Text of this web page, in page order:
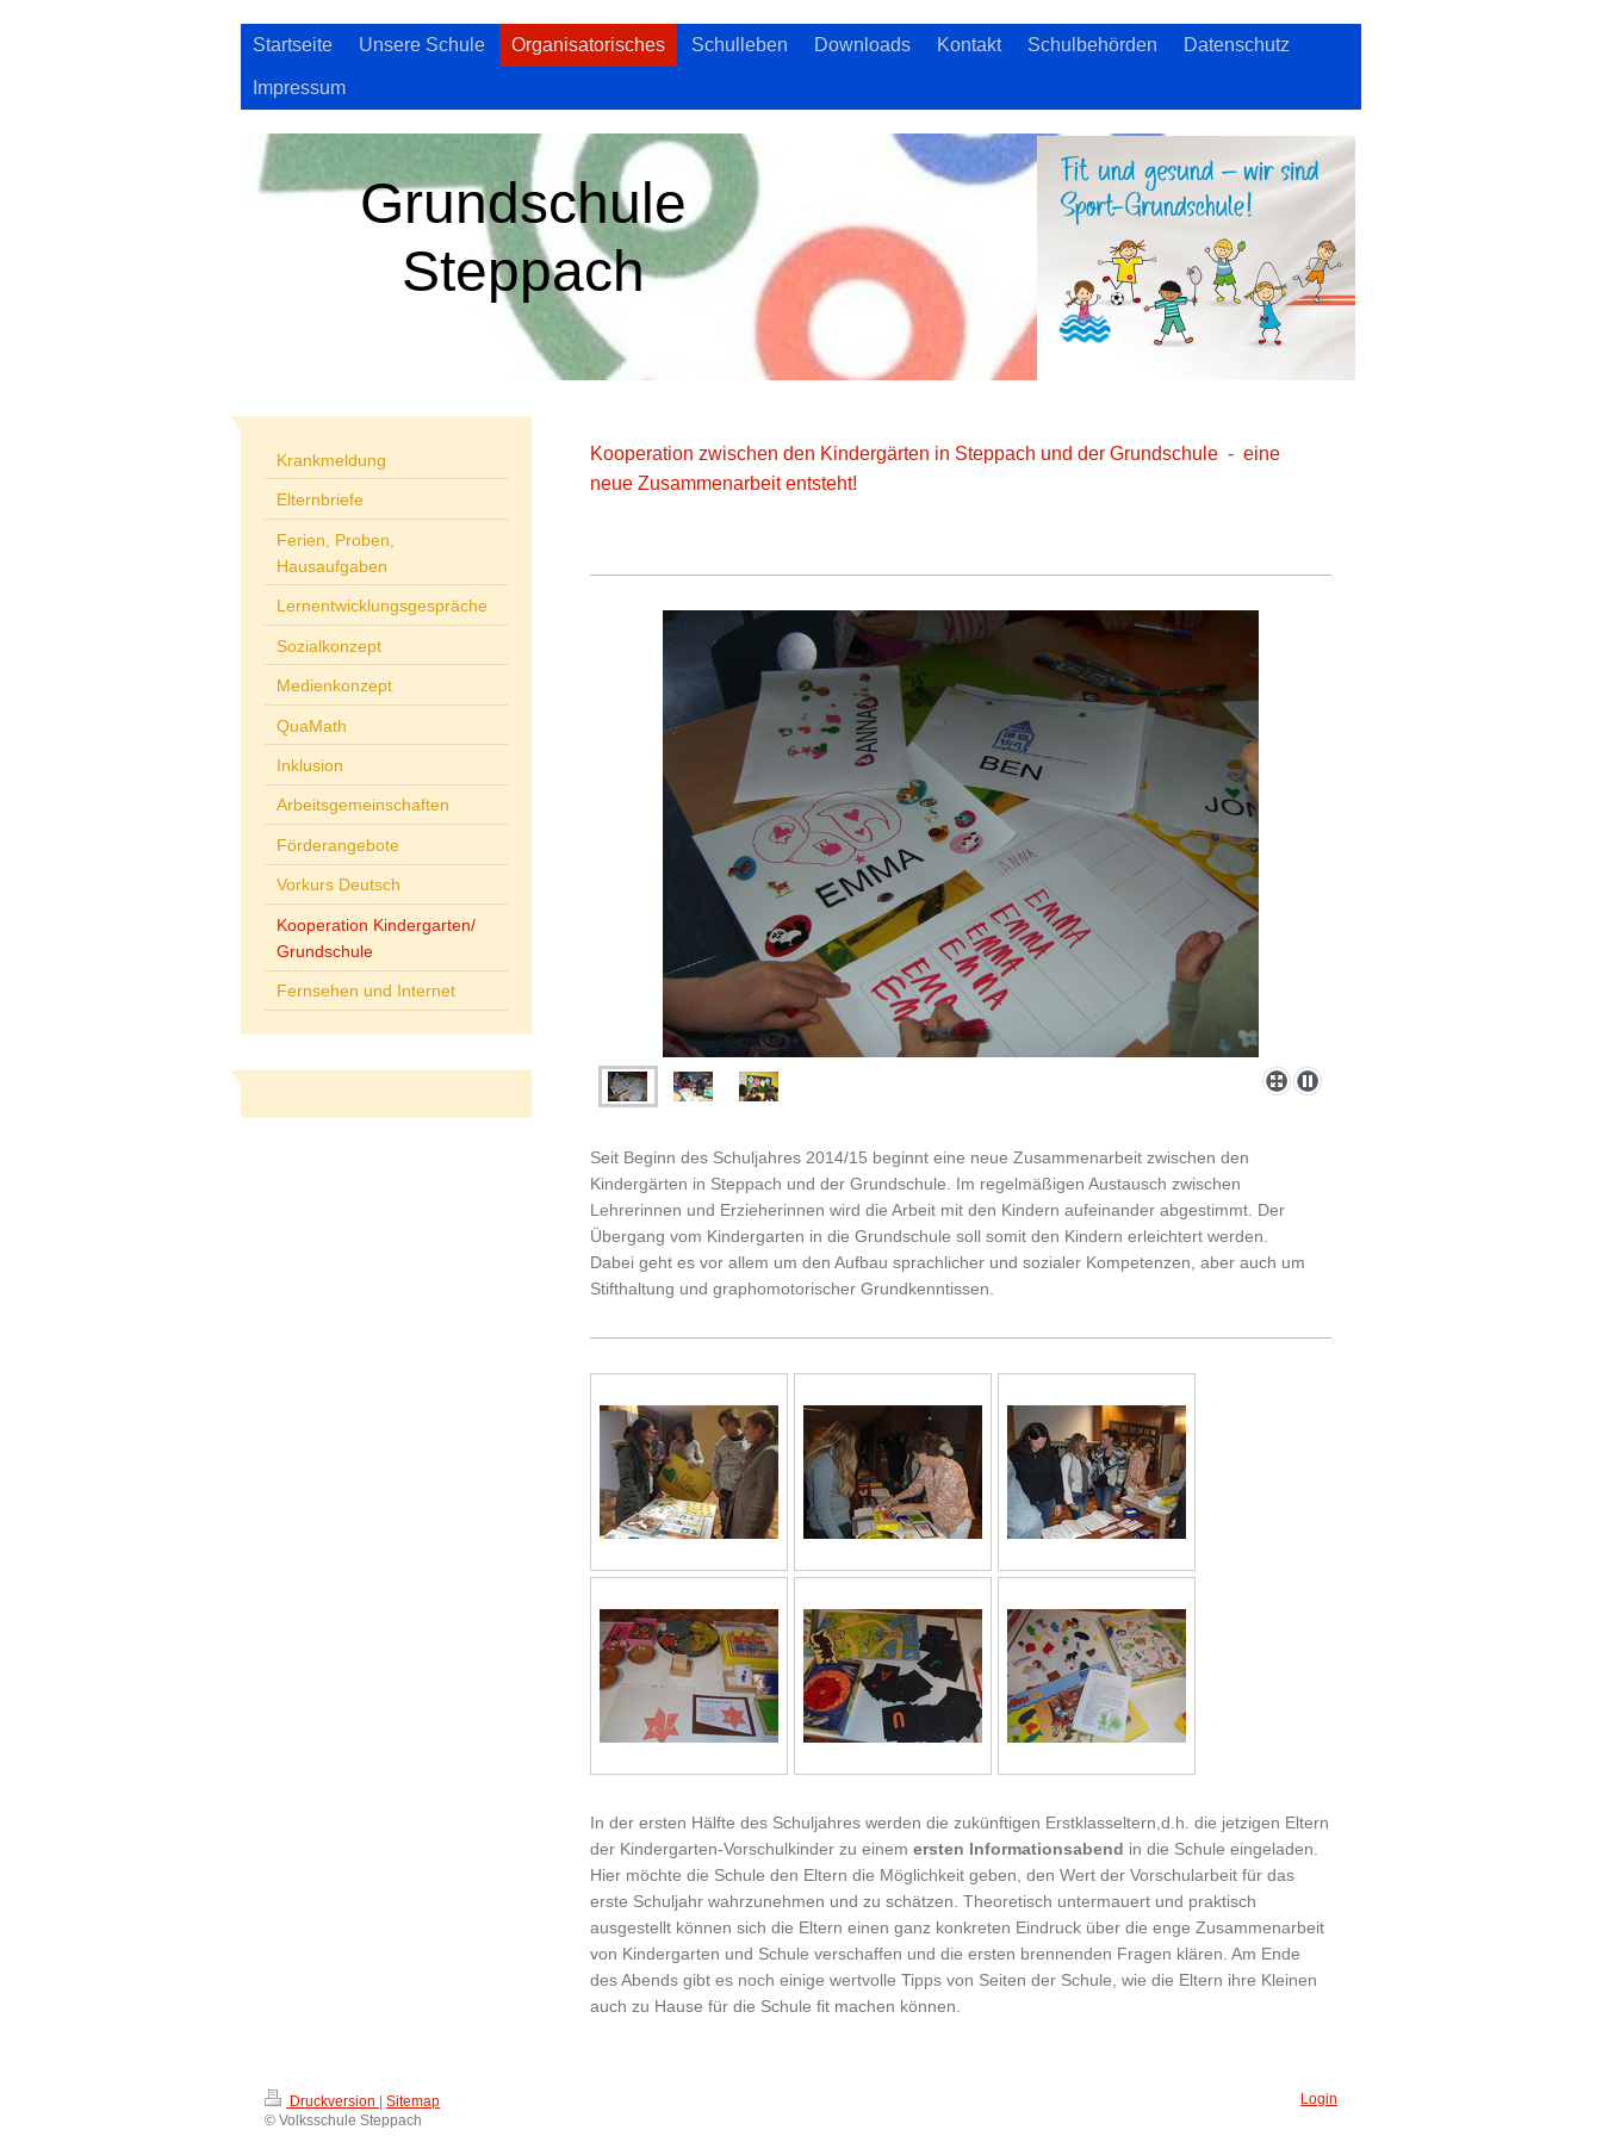
Startseite Unsere Schule Organisatorisches Schulleben Downloads Kontakt Schulbehörden Datenschutz
Impressum
Grundschule
Steppach
Kooperation zwischen den Kindergärten in Steppach und der Grundschule - eine
neue Zusammenarbeit entsteht!
Seit Beginn des Schuljahres 2014/15 beginnt eine neue Zusammenarbeit zwischen den
Kindergärten in Steppach und der Grundschule. Im regelmäßigen Austausch zwischen
Lehrerinnen und Erzieherinnen wird die Arbeit mit den Kindern aufeinander abgestimmt. Der
Übergang vom Kindergarten in die Grundschule soll somit den Kindern erleichtert werden.
Dabei geht es vor allem um den Aufbau sprachlicher und sozialer Kompetenzen, aber auch um
Stifthaltung und graphomotorischer Grundkenntissen.
In der ersten Hälfte des Schuljahres werden die zukünftigen Erstklasseltern,d.h. die jetzigen Eltern
der Kindergarten-Vorschulkinder zu einem ersten Informationsabend in die Schule eingeladen.
Hier möchte die Schule den Eltern die Möglichkeit geben, den Wert der Vorschularbeit für das
erste Schuljahr wahrzunehmen und zu schätzen. Theoretisch untermauert und praktisch
ausgestellt können sich die Eltern einen ganz konkreten Eindruck über die enge Zusammenarbeit
von Kindergarten und Schule verschaffen und die ersten brennenden Fragen klären. Am Ende
des Abends gibt es noch einige wertvolle Tipps von Seiten der Schule, wie die Eltern ihre Kleinen
auch zu Hause für die Schule fit machen können.
Krankmeldung
Elternbriefe
Ferien, Proben,
Hausaufgaben
Lernentwicklungsgespräche
Sozialkonzept
Medienkonzept
QuaMath
Inklusion
Arbeitsgemeinschaften
Förderangebote
Vorkurs Deutsch
Kooperation Kindergarten/
Grundschule
Fernsehen und Internet
Druckversion
Sitemap
© Volksschule Steppach
Login